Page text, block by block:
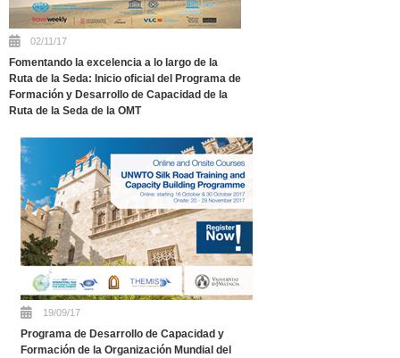
02/11/17
Fomentando la excelencia a lo largo de la
Ruta de la Seda: Inicio oficial del Programa de
Formación y Desarrollo de Capacidad de la
Ruta de la Seda de la OMT
19/09/17
Programa de Desarrollo de Capacidad y
Formación de la Organización Mundial del